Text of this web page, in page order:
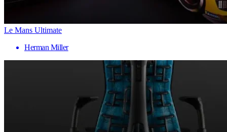
Le Mans Ultimate
Herman Miller